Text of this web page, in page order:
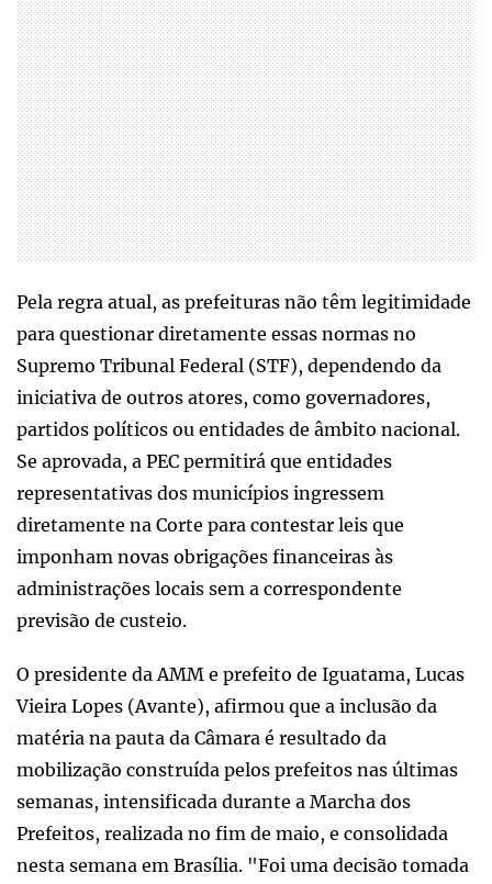
Pela regra atual, as prefeituras não têm legitimidade
para questionar diretamente essas normas no
Supremo Tribunal Federal (STF), dependendo da
iniciativa de outros atores, como governadores,
partidos políticos ou entidades de âmbito nacional.
Se aprovada, a PEC permitirá que entidades
representativas dos municípios ingressem
diretamente na Corte para contestar leis que
imponham novas obrigações financeiras às
administrações locais sem a correspondente
previsão de custeio.
O presidente da AMM e prefeito de Iguatama, Lucas
Vieira Lopes (Avante), afirmou que a inclusão da
matéria na pauta da Câmara é resultado da
mobilização construída pelos prefeitos nas últimas
semanas, intensificada durante a Marcha dos
Prefeitos, realizada no fim de maio, e consolidada
nesta semana em Brasília. "Foi uma decisão tomada